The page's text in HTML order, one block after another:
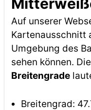
Auf unserer
Kartenausschnitt
Umgebung des
sehen können.
Breitengrade
Breitengrad: